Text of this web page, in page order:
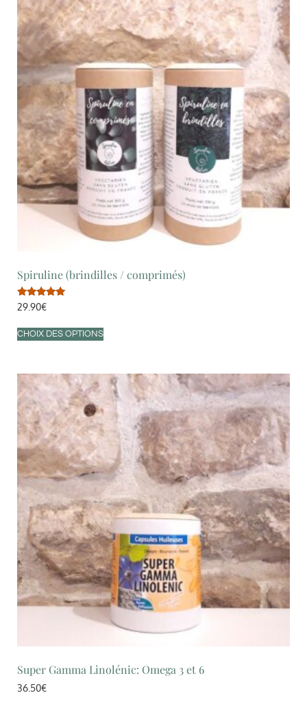
Spiruline (brindilles / comprimés)
Note
5.00
29.90€
CHOIX DES OPTIONS
Super Gamma Linolénic: Omega 3 et 6
36.50€